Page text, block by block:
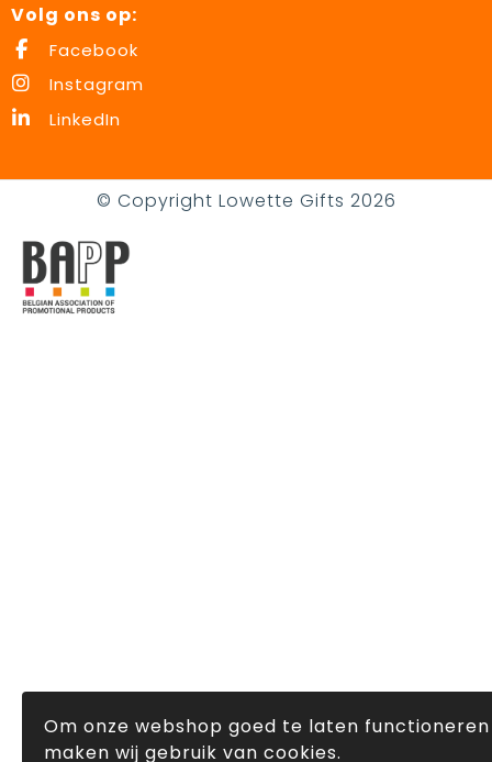
Volg ons op:
Facebook
Instagram
LinkedIn
© Copyright Lowette Gifts 2026
Om onze webshop goed te laten functioneren
maken wij gebruik van cookies.